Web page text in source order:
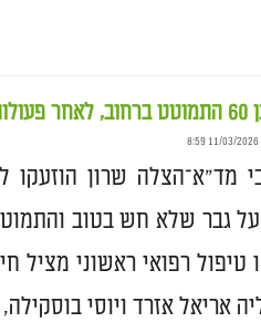
11/03/2026 8:59
מד"א־הצלה שרון הוזעקו
על גבר שלא חש בטוב
טיפול רפואי ראשוני מציל